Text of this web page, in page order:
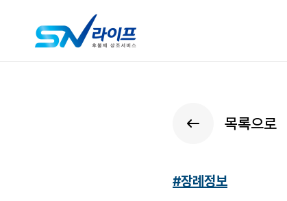
목록으로
#장례정보